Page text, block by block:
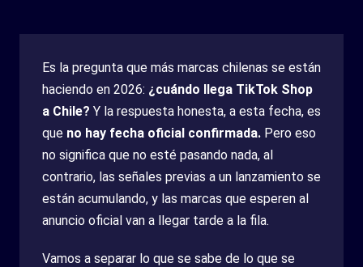
Es la pregunta que más marcas chilenas se están
haciendo en 2026: ¿cuándo llega TikTok Shop
a Chile? Y la respuesta honesta, a esta fecha, es
que no hay fecha oficial confirmada. Pero eso
no significa que no esté pasando nada, al
contrario, las señales previas a un lanzamiento se
están acumulando, y las marcas que esperen al
anuncio oficial van a llegar tarde a la fila.
Vamos a separar lo que se sabe de lo que se